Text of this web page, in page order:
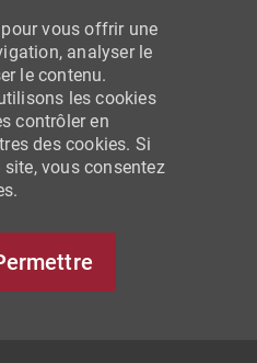
CONTENT
vous offrir une
analyser le
le contenu.
les cookies
contrôler en
des cookies. Si
vous consentez